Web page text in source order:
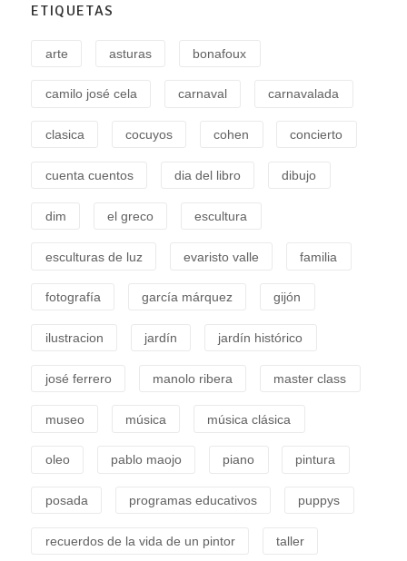
ETIQUETAS
arte asturas bonafoux
camilo josé cela carnaval carnavalada
clasica cocuyos cohen concierto
cuenta cuentos dia del libro dibujo
dim el greco escultura
esculturas de luz evaristo valle familia
fotografía garcía márquez gijón
ilustracion jardín jardín histórico
josé ferrero manolo ribera master class
museo música música clásica
oleo pablo maojo piano pintura
posada programas educativos puppys
recuerdos de la vida de un pintor taller